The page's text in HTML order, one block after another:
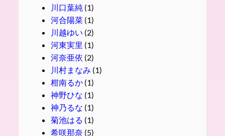
川口葉純(1)
河合陽菜(1)
川越ゆい (2)
河東実里 (1)
河奈亜依 (2)
川村まなみ (1)
柑南るか(1)
神野ひな (1)
神乃るな (1)
菊池はる (1)
希咲那奈 (5)